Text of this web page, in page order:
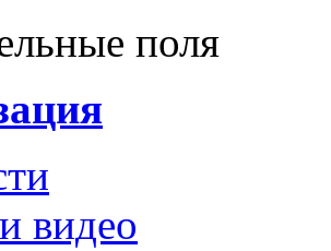
поля
видео